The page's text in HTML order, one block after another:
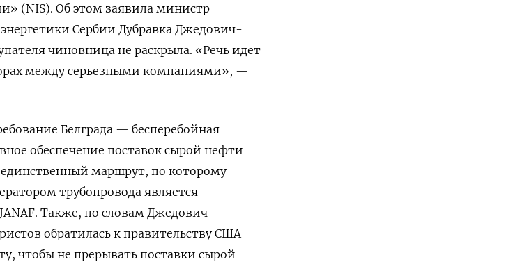
(NIS). Об этом заявила министр
Сербии Дубравка Джедович-
чиновница не раскрыла. «Речь идет
между серьезными компаниями», —
Белграда — бесперебойная
обеспечение поставок сырой нефти
единственный маршрут, по которому
трубопровода является
Также, по словам Джедович-
обратилась к правительству США
чтобы не прерывать поставки сырой